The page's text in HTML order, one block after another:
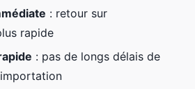
: retour sur
rapide
: pas de longs délais de